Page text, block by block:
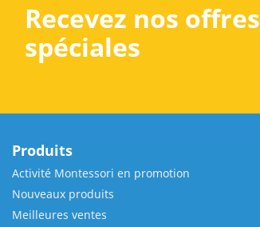
Recevez nos offres
spéciales
Produits
Activité Montessori en promotion
Nouveaux produits
Meilleures ventes